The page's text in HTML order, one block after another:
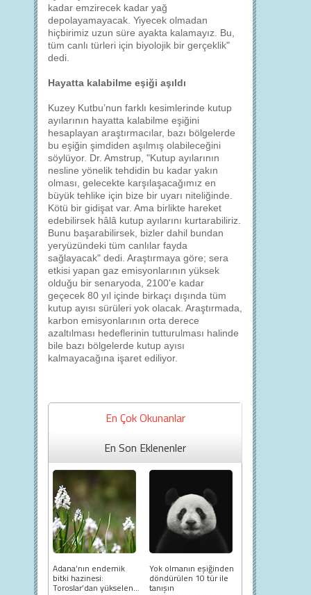
kadar emzirecek kadar yağ
depolayamayacak. Yiyecek olmadan
hiçbirimiz uzun süre ayakta kalamayız. Bu,
tüm canlı türleri için biyolojik bir gerçeklik"
dedi.
Hayatta kalabilme eşiği aşıldı
Kuzey Kutbu’nun farklı kesimlerinde kutup
ayılarının hayatta kalabilme eşiğini
hesaplayan araştırmacılar, bazı bölgelerde
bu eşiğin şimdiden aşılmış olabileceğini
söylüyor. Dr. Amstrup, "Kutup ayılarının
nesline yönelik tehdidin bu kadar yakın
olması, gelecekte karşılaşacağımız en
büyük tehlike için bize bir uyarı niteliğinde.
Kötü bir gidişat var. Ama birlikte hareket
edebilirsek hâlâ kutup ayılarını kurtarabiliriz.
Bunu başarabilirsek, bizler dahil bundan
yeryüzündeki tüm canlılar fayda
sağlayacak" dedi. Araştırmaya göre; sera
etkisi yapan gaz emisyonlarının yüksek
olduğu bir senaryoda, 2100'e kadar
geçecek 80 yıl içinde birkaçı dışında tüm
kutup ayısı sürüleri yok olacak. Araştırmada,
karbon emisyonlarının orta derece
azaltılması hedeflerinin tutturulması halinde
bile bazı bölgelerde kutup ayısı
kalmayacağına işaret ediliyor.
En Çok Okunanlar
En Son Eklenenler
Adana’nın endemik
bitki hazinesi:
Toroslar’dan yükselen...
Yok olmanın eşiğinden
döndürülen 10 tür ile
tanışın